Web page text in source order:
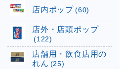
店内ポップ(60)
店外・店頭ポップ
(122)
店舗用・飲食店用の
れん (25)